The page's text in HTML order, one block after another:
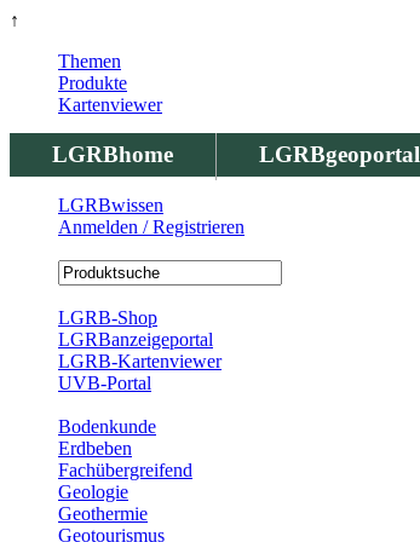
↑
LGRBhome LGRBgeoportal
Themen
Produkte
Kartenviewer
LGRBwissen
Anmelden / Registrieren
LGRB-Shop
LGRBanzeigeportal
LGRB-Kartenviewer
UVB-Portal
Bodenkunde
Erdbeben
Fachübergreifend
Geologie
Geothermie
Geotourismus